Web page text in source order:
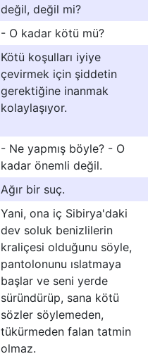
değil, değil mi?
- O kadar kötü mü?
Kötü koşulları iyiye
çevirmek için şiddetin
gerektiğine inanmak
kolaylaşıyor.
- Ne yapmış böyle? - O
kadar önemli değil.
Ağır bir suç.
Yani, ona iç Sibirya'daki
dev soluk benizlilerin
kraliçesi olduğunu söyle,
pantolonunu ıslatmaya
başlar ve seni yerde
süründürüp, sana kötü
sözler söylemeden,
tükürmeden falan tatmin
olmaz.